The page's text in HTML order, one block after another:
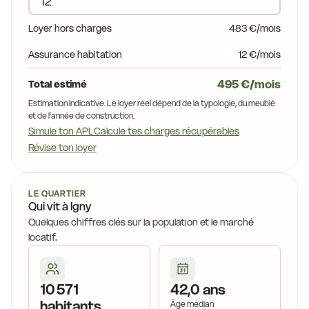
17,7 €
15,9 €
17,2 €
16,9 €
16,3 €
16,7 €
15,1 €
17,6 €
16,3 €
15,4 €
Loyer hors charges 483 €/mois
Assurance habitation 12 €/mois
Total estimé 495 €/mois
Estimation indicative. Le loyer réel dépend de la typologie, du meublé
et de l'année de construction.
Simule ton APLCalcule tes charges récupérables
Révise ton loyer
LE QUARTIER
Qui vit à Igny
Quelques chiffres clés sur la population et le marché
locatif.
10 571
42,0 ans
Âge médian